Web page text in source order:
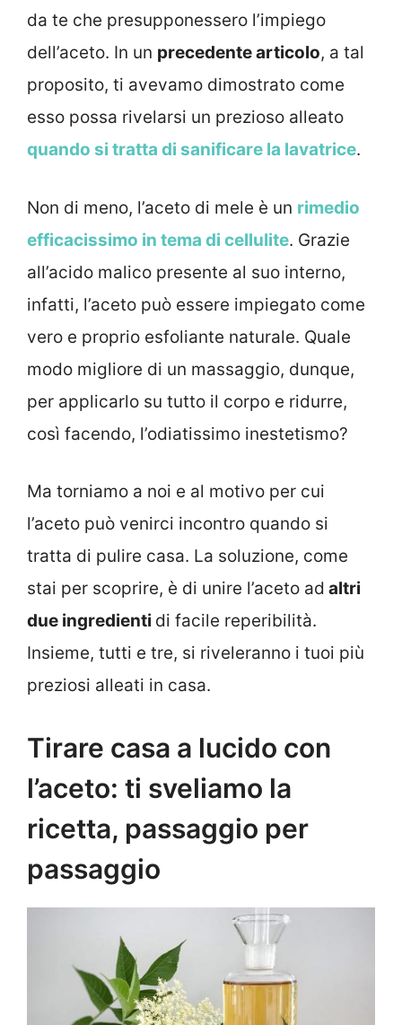
da te che presupponessero l’impiego
dell’aceto. In un precedente articolo, a tal
proposito, ti avevamo dimostrato come
esso possa rivelarsi un prezioso alleato
quando si tratta di sanificare la lavatrice.
Non di meno, l’aceto di mele è un rimedio
efficacissimo in tema di cellulite. Grazie
all’acido malico presente al suo interno,
infatti, l’aceto può essere impiegato come
vero e proprio esfoliante naturale. Quale
modo migliore di un massaggio, dunque,
per applicarlo su tutto il corpo e ridurre,
così facendo, l’odiatissimo inestetismo?
Ma torniamo a noi e al motivo per cui
l’aceto può venirci incontro quando si
tratta di pulire casa. La soluzione, come
stai per scoprire, è di unire l’aceto ad altri
due ingredienti di facile reperibilità.
Insieme, tutti e tre, si riveleranno i tuoi più
preziosi alleati in casa.
Tirare casa a lucido con
l’aceto: ti sveliamo la
ricetta, passaggio per
passaggio